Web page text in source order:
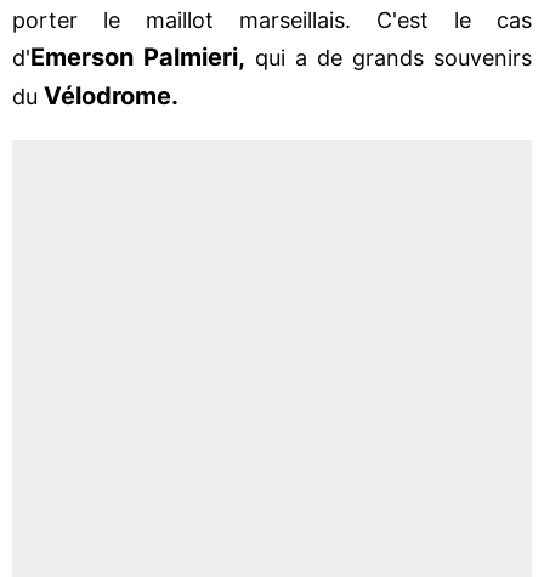
porter le maillot marseillais. C'est le cas
d'Emerson Palmieri, qui a de grands souvenirs
du Vélodrome.